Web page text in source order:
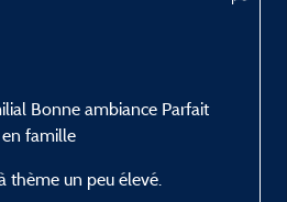
Bonne ambiance Parfait
famille
thème un peu élevé.